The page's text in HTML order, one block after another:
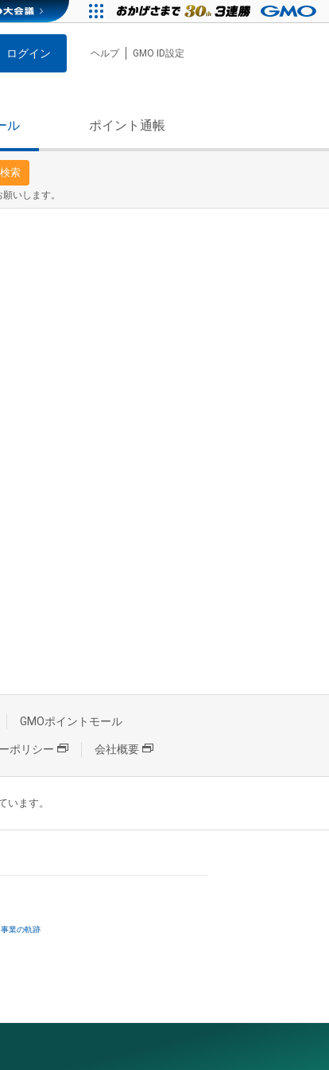
ログイン ヘルプ GMO ID設定
ル ポイント通帳
検索
いします。
GMOポイントモール
ポリシー 会社概要
います。
業の軌跡